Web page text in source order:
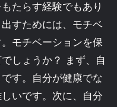
たらす経験でもあり
すためには、モチベ
モチベーションを保
しょうか？ まず、自
す。自分が健康でな
いです。次に、自分